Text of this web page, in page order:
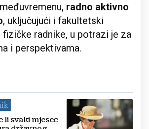
radno aktivno
, uključujući i fakultetski
radnike, u potrazi je za
i perspektivama.
li svaki mjesec